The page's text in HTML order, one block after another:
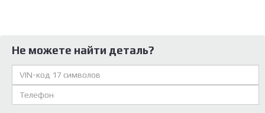
Не можете найти деталь?